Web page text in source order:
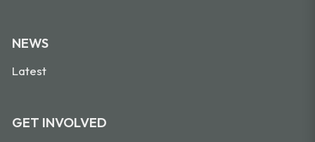
NEWS
Latest
GET INVOLVED